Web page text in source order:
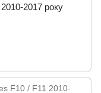
2017 року